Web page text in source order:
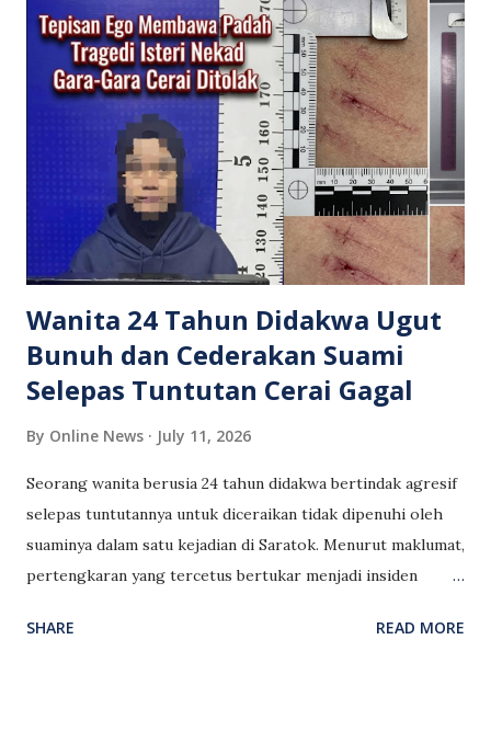
miliknya. Menurut Esther, pembantu rumah tersebut
kemudiannya didakwa terus aktif di media sosial dan sedang
mencari majikan baharu, sekali gus menyebabkan beliau
berasa kecewa dengan situasi yang berlaku. Beliau
memaklumkan bahawa ganjaran RM5,000 akan diberikan
kepada individu yang menyalurkan maklumat yang membawa
kepada lokasi wanita berkenaan. Esther turut menyatakan
hasratnya agar pembantu rumah itu dihantar pulang ke
negara asalnya. Setakat ini, dakwaan yang dikongsikan oleh
Esther di media sosial itu belum dapat disahkan...
Wanita 24 Tahun Didakwa Ugut
Bunuh dan Cederakan Suami
Selepas Tuntutan Cerai Gagal
By Online News July 11, 2026
Seorang wanita berusia 24 tahun didakwa bertindak agresif
selepas tuntutannya untuk diceraikan tidak dipenuhi oleh
suaminya dalam satu kejadian di Saratok. Menurut maklumat,
pertengkaran yang tercetus bertukar menjadi insiden
ugutan bunuh terhadap suaminya serta anak mereka.
SHARE READ MORE